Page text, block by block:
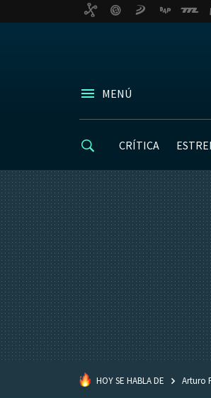
MENÚ
CRÍTICA
HOY SE HABLA DE Arturo